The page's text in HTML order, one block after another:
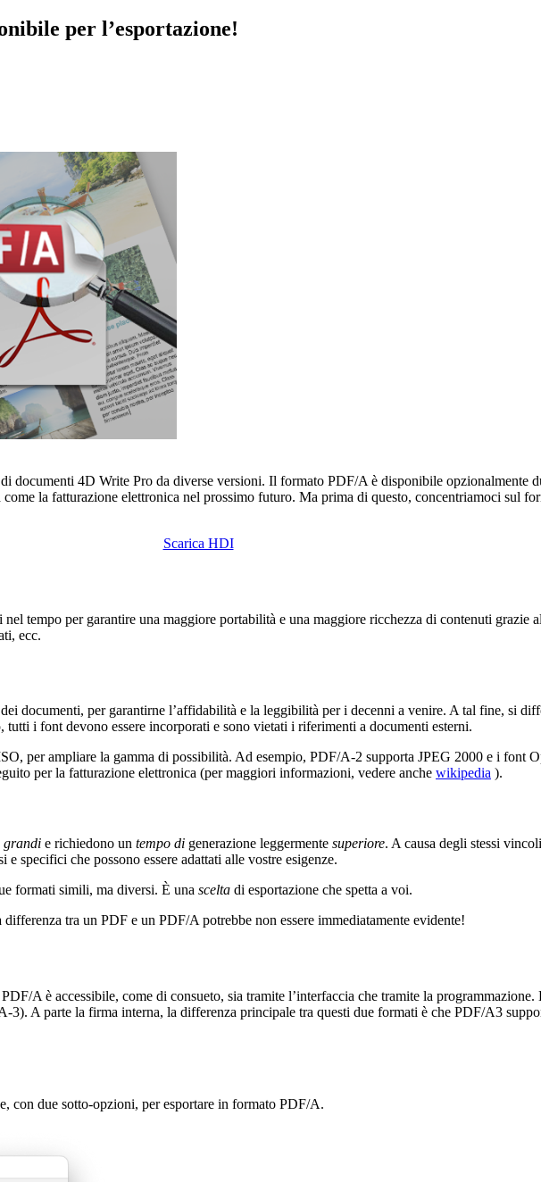
per l’esportazione!
documenti 4D Write Pro da diverse versioni. Il formato PDF/A è disponibile opzionalmente
la fatturazione elettronica nel prossimo futuro. Ma prima di questo, concentriamoci sul
Scarica HDI
tempo per garantire una maggiore portabilità e una maggiore ricchezza di contenuti grazie
ecc.
documenti, per garantirne l’affidabilità e la leggibilità per i decenni a venire. A tal fine, si
i font devono essere incorporati e sono vietati i riferimenti a documenti esterni.
per ampliare la gamma di possibilità. Ad esempio, PDF/A-2 supporta JPEG 2000 e i font
per la fatturazione elettronica (per maggiori informazioni, vedere anche wikipedia ).
grandi e richiedono un tempo di generazione leggermente superiore. A causa degli stessi
specifici che possono essere adattati alle vostre esigenze.
formati simili, ma diversi. È una scelta di esportazione che spetta a voi.
tra un PDF e un PDF/A potrebbe non essere immediatamente evidente!
A è accessibile, come di consueto, sia tramite l’interfaccia che tramite la
A parte la firma interna, la differenza principale tra questi due formati è che PDF/A3
con due sotto-opzioni, per esportare in formato PDF/A.